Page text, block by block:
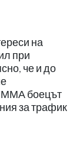
на
при
че и до
ММА боецът
за трафик